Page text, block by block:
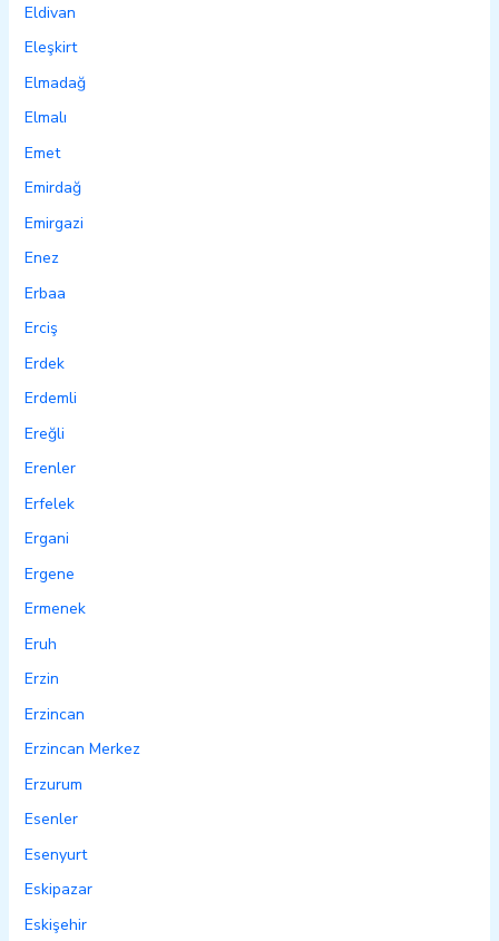
Eldivan
Eleşkirt
Elmadağ
Elmalı
Emet
Emirdağ
Emirgazi
Enez
Erbaa
Erciş
Erdek
Erdemli
Ereğli
Erenler
Erfelek
Ergani
Ergene
Ermenek
Eruh
Erzin
Erzincan
Erzincan Merkez
Erzurum
Esenler
Esenyurt
Eskipazar
Eskişehir